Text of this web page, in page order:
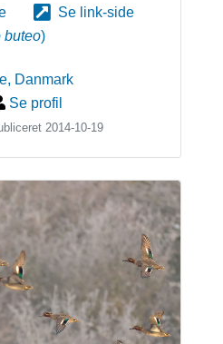
Se link-side
buteo)
, Danmark
Se profil
2014-10-19